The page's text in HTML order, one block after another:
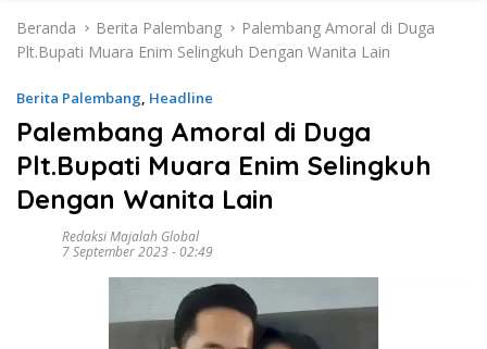
Beranda Berita Palembang
Palembang Amoral di Duga
Plt.Bupati Muara Enim Selingkuh Dengan Wanita Lain
Berita Palembang, Headline
Palembang Amoral di Duga
Plt.Bupati Muara Enim Selingkuh
Dengan Wanita Lain
Redaksi Majalah Global
7 September 2023 - 02:49